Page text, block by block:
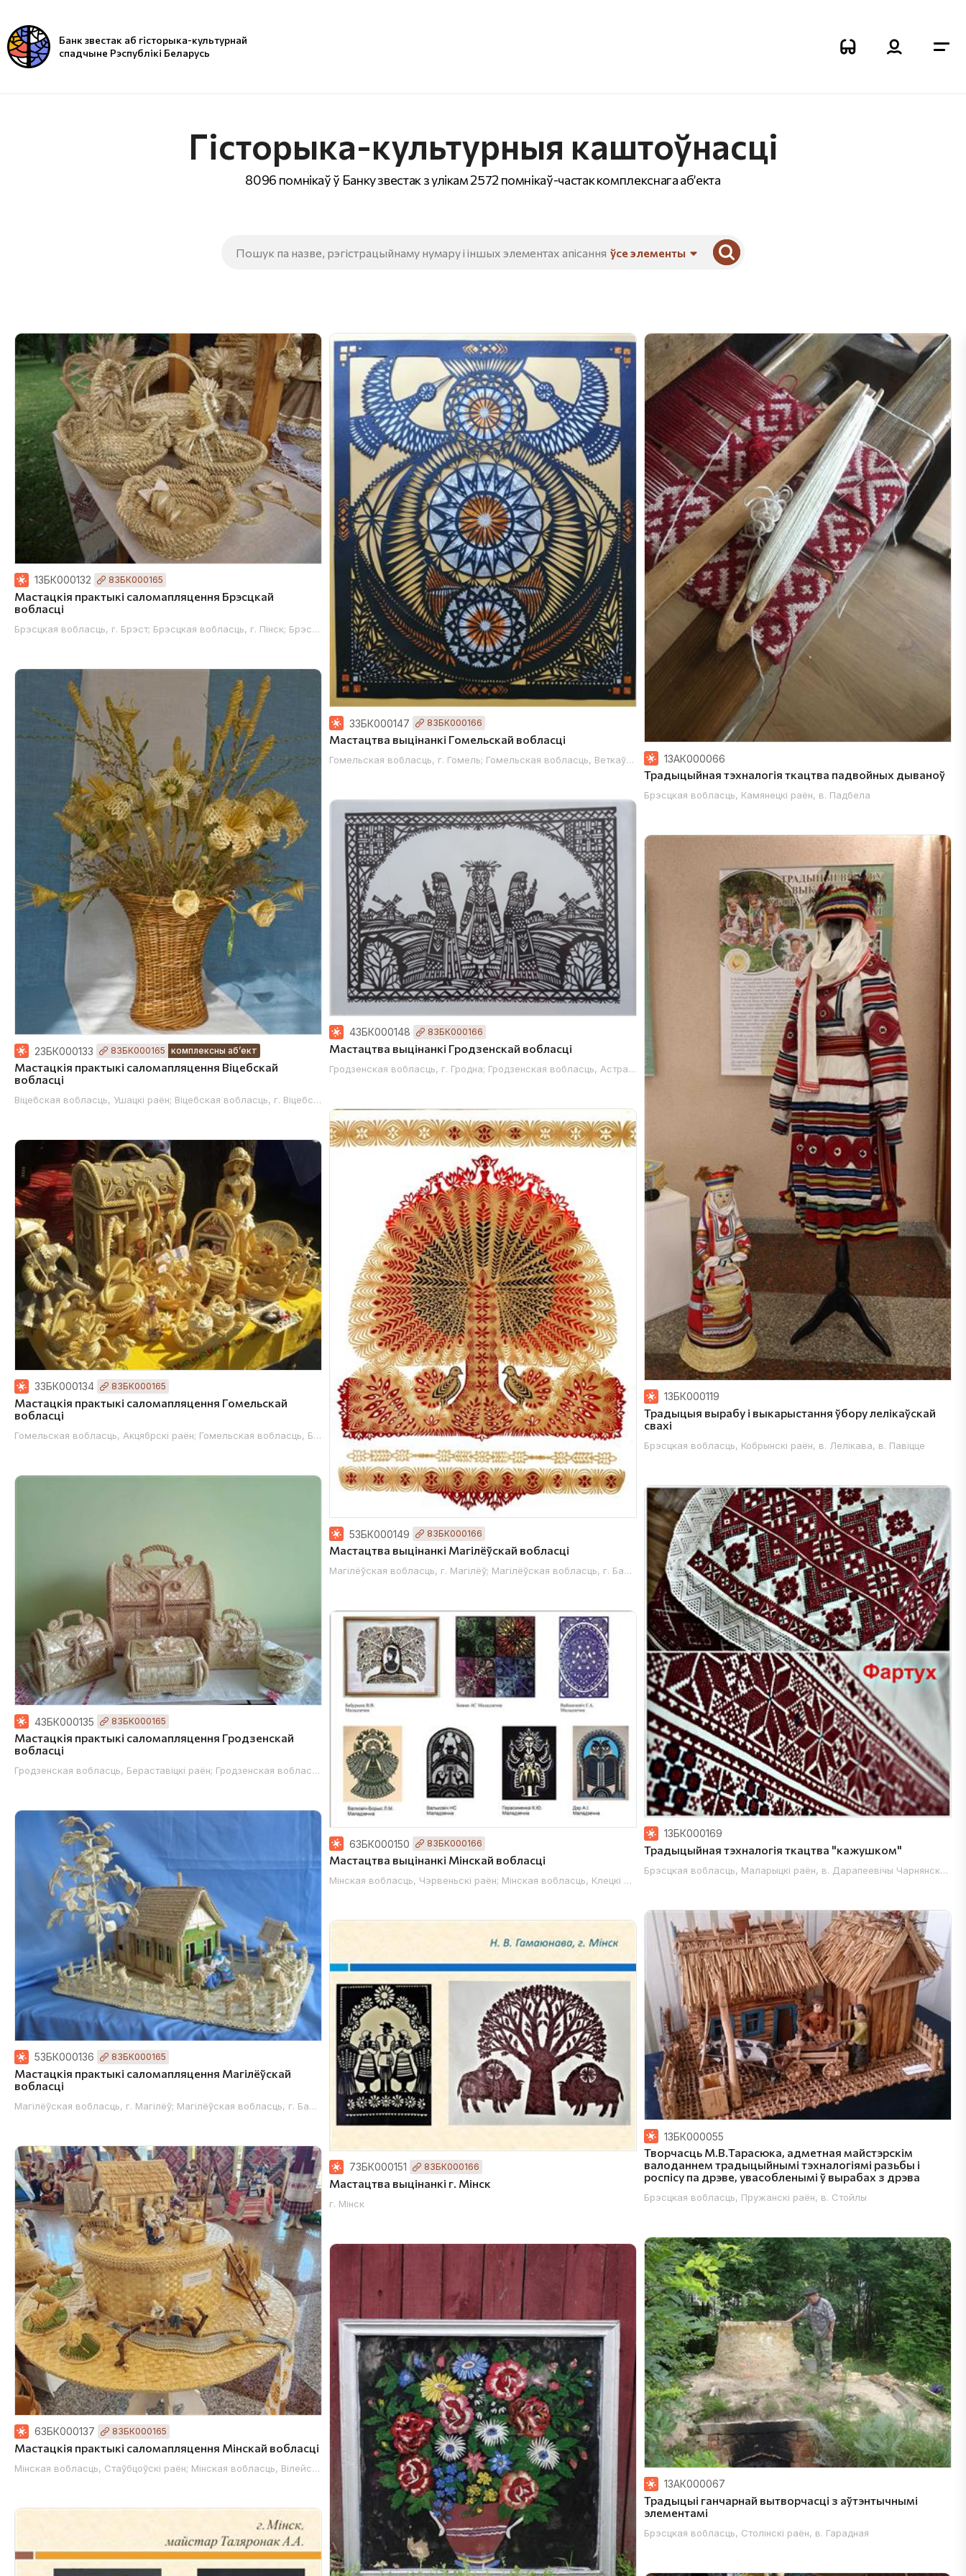
Банк звестак аб гісторыка-культурнай
спадчыне Рэспублікі Беларусь
Гісторыка-культурныя каштоўнасці
8096 помнікаў ў Банку звестак з улікам 2572 помнікаў-частак комплекснага аб’екта
ўсе элементы
13БК000132 83БК000165
Мастацкія практыкі саломапляцення Брэсцкай
вобласці
Брэсцкая вобласць, г. Брэст; Брэсцкая вобласць, г. Пінск; Брэсцкая вобласць, Брэсцкі раён; Брэсцкая вобласць, Бярозаўскі раён; Брэсцкая вобласць, Драгічынскі раён; Брэсцкая вобласць,
23БК000133 83БК000165 комплексны аб’ект
Мастацкія практыкі саломапляцення Віцебскай
вобласці
Віцебская вобласць, Ушацкі раён; Віцебская вобласць, г. Віцебск; Віцебская вобласць, г. Наваполацк; Віцебская вобласць, Аршанскі раён; Віцебская вобласць, Бешанковіцкі раён; Віцебская
33БК000134 83БК000165
Мастацкія практыкі саломапляцення Гомельскай
вобласці
Гомельская вобласць, Акцябрскі раён; Гомельская вобласць, Буда-Кашалёўскі раён; Гомельская вобласць, Добрушскі раён; Гомельская вобласць, Ельскі раён, г.Ельск, Гомельская вобласць,
43БК000135 83БК000165
Мастацкія практыкі саломапляцення Гродзенскай
вобласці
Гродзенская вобласць, Бераставіцкі раён; Гродзенская вобласць, Ашмянскі раён; Гродзенская вобласць, Астравецкі раён; Гродзенская вобласць, Ваўкавыскі раён; Гродзенская вобласць,
53БК000136 83БК000165
Мастацкія практыкі саломапляцення Магілёўскай
вобласці
Магілёўская вобласць, г. Магілёў; Магілёўская вобласць, г. Бабруйск; Магілёўская вобласць, Быхаўскі раён; Магілёўская вобласць, Горацкі раён; Магілёўская вобласць, Дрыбінскі раён; Магілёўская
63БК000137 83БК000165
Мастацкія практыкі саломапляцення Мінскай вобласці
Мінская вобласць, Стаўбцоўскі раён; Мінская вобласць, Вілейскі раён; Мінская вобласць, Клецкі раён; Мінская вобласць, Салігорскі раён; Мінская вобласць, Уздзенскі раён; Мінская вобласць,
33БК000147 83БК000166
Мастацтва выцінанкі Гомельскай вобласці
Гомельская вобласць, г. Гомель; Гомельская вобласць, Веткаўскі раён; Гомельская вобласць, Жыткавіцкі раён; Гомельская
43БК000148 83БК000166
Мастацтва выцінанкі Гродзенскай вобласці
Гродзенская вобласць, г. Гродна; Гродзенская вобласць, Астравецкі раён; Гродзенская вобласць, Воранаўскі раён; Гродзенская
53БК000149 83БК000166
Мастацтва выцінанкі Магілёўскай вобласці
Магілёўская вобласць, г. Магілёў; Магілёўская вобласць, г. Бабруйск; Магілёўская вобласць, Горацкі раён; Магілёўская вобласць,
63БК000150 83БК000166
Мастацтва выцінанкі Мінскай вобласці
Мінская вобласць, Чэрвеньскі раён; Мінская вобласць, Клецкі раён; Мінская вобласць, Маладзечанскі раён; Мінская вобласць,
73БК000151 83БК000166
Мастацтва выцінанкі г. Мінск
г. Мінск
13АК000066
Традыцыйная тэхналогія ткацтва падвойных дываноў
Брэсцкая вобласць, Камянецкі раён, в. Падбела
13БК000119
Традыцыя вырабу і выкарыстання ўбору лелікаўскай
свахі
Брэсцкая вобласць, Кобрынскі раён, в. Лелікава, в. Павіцце
13БК000169
Традыцыйная тэхналогія ткацтва "кажушком"
Брэсцкая вобласць, Маларыцкі раён, в. Дарапеевічы Чарнянскага
13БК000055
Творчасць М.В.Тарасюка, адметная майстэрскім
валоданнем традыцыйнымі тэхналогіямі разьбы і
роспісу па дрэве, увасобленымі ў вырабах з дрэва
Брэсцкая вобласць, Пружанскі раён, в. Стойлы
13АК000067
Традыцыі ганчарнай вытворчасці з аўтэнтычнымі
элементамі
Брэсцкая вобласць, Столінскі раён, в. Гарадная